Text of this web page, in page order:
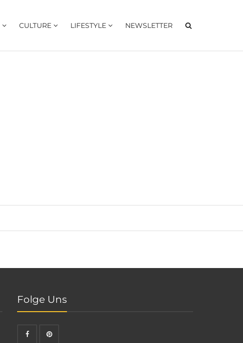
CULTURE LIFESTYLE NEWSLETTER
Folge Uns